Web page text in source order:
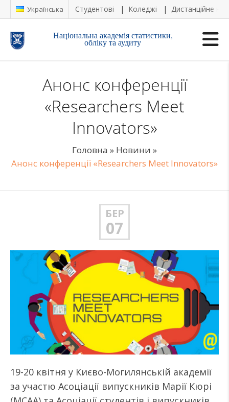
Українська Студентові Коледжі Дистанційне
Національна академія статистики,
обліку та аудиту
Анонс конференції
«Researchers Meet
Innovators»
Головна » Новини »
Анонс конференції «Researchers Meet Innovators»
БЕР
07
19-20 квітня у Києво-Могилянській академії
за участю Асоціації випускників Марії Кюрі